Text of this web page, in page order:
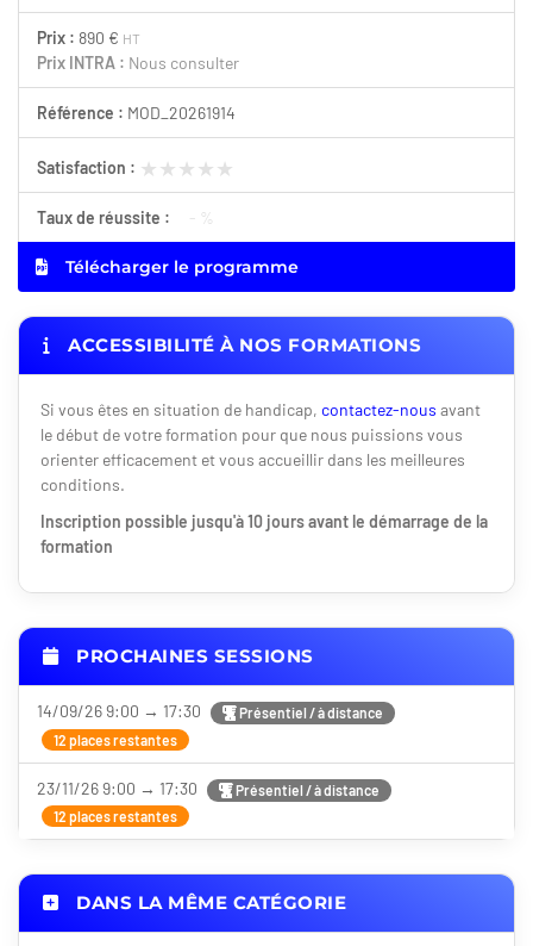
Prix : 890 € HT
Prix INTRA : Nous consulter
Référence : MOD_20261914
Satisfaction : ★★★★★
★★★★★
Taux de réussite : - %
Télécharger le programme
ACCESSIBILITÉ À NOS FORMATIONS
Si vous êtes en situation de handicap, contactez-nous avant
le début de votre formation pour que nous puissions vous
orienter efficacement et vous accueillir dans les meilleures
conditions.
Inscription possible jusqu'à 10 jours avant le démarrage de la
formation
PROCHAINES SESSIONS
14/09/26 9:00 → 17:30
Présentiel / à distance
12 places restantes
23/11/26 9:00 → 17:30
Présentiel / à distance
12 places restantes
DANS LA MÊME CATÉGORIE